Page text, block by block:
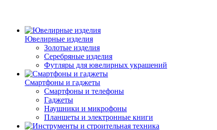
Ювелирные изделия
Золотые изделия
Серебряные изделия
Футляры для ювелирных украшений
Смартфоны и гаджеты
Смартфоны и телефоны
Гаджеты
Наушники и микрофоны
Планшеты и электронные книги